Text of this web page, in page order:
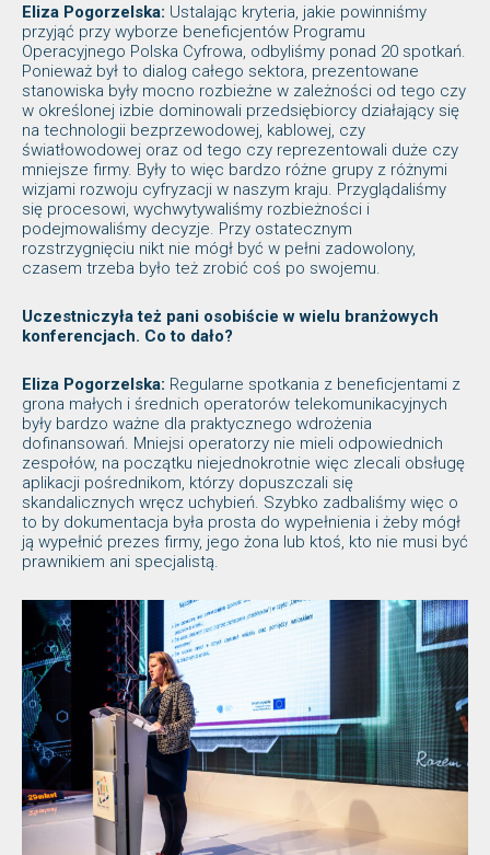
Eliza Pogorzelska: Ustalając kryteria, jakie powinniśmy
przyjąć przy wyborze beneficjentów Programu
Operacyjnego Polska Cyfrowa, odbyliśmy ponad 20 spotkań.
Ponieważ był to dialog całego sektora, prezentowane
stanowiska były mocno rozbieżne w zależności od tego czy
w określonej izbie dominowali przedsiębiorcy działający się
na technologii bezprzewodowej, kablowej, czy
światłowodowej oraz od tego czy reprezentowali duże czy
mniejsze firmy. Były to więc bardzo różne grupy z różnymi
wizjami rozwoju cyfryzacji w naszym kraju. Przyglądaliśmy
się procesowi, wychwytywaliśmy rozbieżności i
podejmowaliśmy decyzje. Przy ostatecznym
rozstrzygnięciu nikt nie mógł być w pełni zadowolony,
czasem trzeba było też zrobić coś po swojemu.
Uczestniczyła też pani osobiście w wielu branżowych
konferencjach. Co to dało?
Eliza Pogorzelska: Regularne spotkania z beneficjentami z
grona małych i średnich operatorów telekomunikacyjnych
były bardzo ważne dla praktycznego wdrożenia
dofinansowań. Mniejsi operatorzy nie mieli odpowiednich
zespołów, na początku niejednokrotnie więc zlecali obsługę
aplikacji pośrednikom, którzy dopuszczali się
skandalicznych wręcz uchybień. Szybko zadbaliśmy więc o
to by dokumentacja była prosta do wypełnienia i żeby mógł
ją wypełnić prezes firmy, jego żona lub ktoś, kto nie musi być
prawnikiem ani specjalistą.